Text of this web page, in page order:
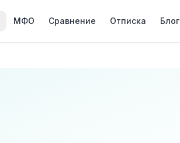
МФО Сравнение Отписка Блог